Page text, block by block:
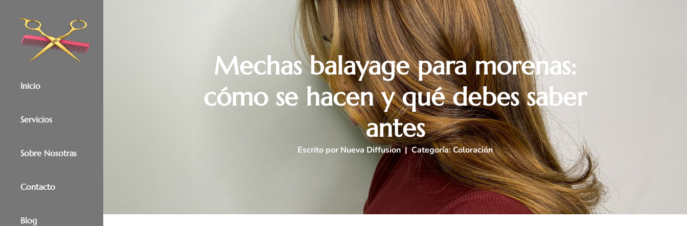
Inicio
Servicios
Sobre Nosotras
Contacto
Blog
Mechas balayage para morenas:
cómo se hacen y qué debes saber
antes
Escrito por Nueva Diffusion| Categoría:Coloración